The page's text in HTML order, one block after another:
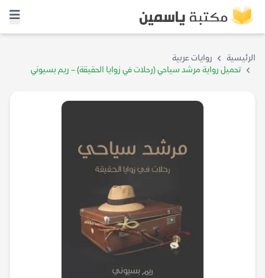
الرئيسية
روايات عربية
تحميل رواية مرشد سياحي (رحلات في زوايا الحقيقة) – ريم بسيوني